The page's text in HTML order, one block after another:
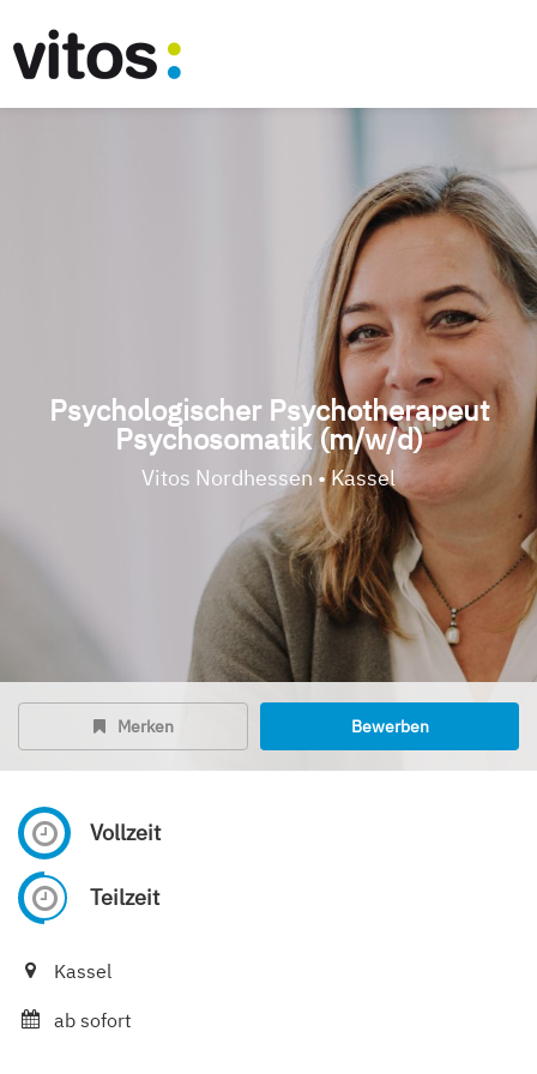
Psychologischer Psychotherapeut
Psychosomatik (m/w/d)
Vitos Nordhessen • Kassel
Merken Bewerben
Vollzeit
Teilzeit
Kassel
ab sofort